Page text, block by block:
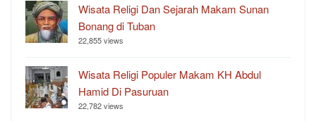
Wisata Religi Dan Sejarah Makam Sunan
Bonang di Tuban
22,855 views
Wisata Religi Populer Makam KH Abdul
Hamid Di Pasuruan
22,782 views